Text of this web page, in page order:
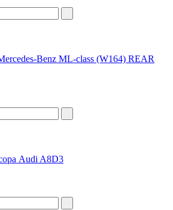
Benz ML-class (W164) REAR
Audi A8D3